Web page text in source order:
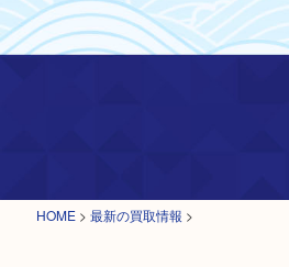
HOME > 最新の買取情報 >